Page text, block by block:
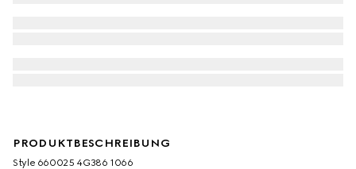
PRODUKTBESCHREIBUNG
Style ‎660025 4G386 1066